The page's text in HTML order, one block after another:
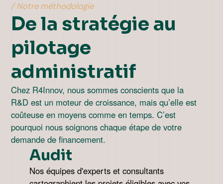
/ Notre méthodologie
De la stratégie au
pilotage
administratif
Chez R4Innov, nous sommes conscients que la
R&D est un moteur de croissance, mais qu’elle est
coûteuse en moyens comme en temps. C’est
pourquoi nous soignons chaque étape de votre
demande de financement.
Audit
Nos équipes d'experts et consultants